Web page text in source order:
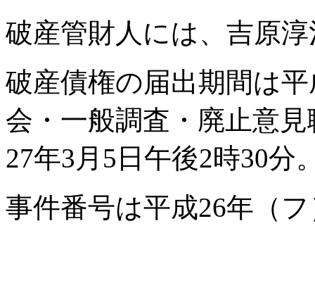
破産管財人には、吉原
破産債権の届出期間は
会・一般調査・廃止意
27年3月5日午後2時30分
事件番号は平成26年（